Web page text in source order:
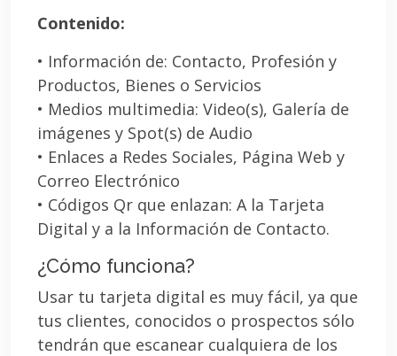
Contenido:
• Información de: Contacto, Profesión y
Productos, Bienes o Servicios
• Medios multimedia: Video(s), Galería de
imágenes y Spot(s) de Audio
• Enlaces a Redes Sociales, Página Web y
Correo Electrónico
• Códigos Qr que enlazan: A la Tarjeta
Digital y a la Información de Contacto.
¿Cómo funciona?
Usar tu tarjeta digital es muy fácil, ya que
tus clientes, conocidos o prospectos sólo
tendrán que escanear cualquiera de los